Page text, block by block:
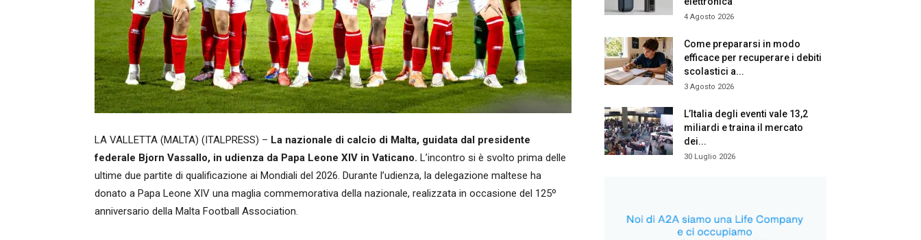
LA VALLETTA (MALTA) (ITALPRESS) – La nazionale di calcio di Malta, guidata dal presidente
federale Bjorn Vassallo, in udienza da Papa Leone XIV in Vaticano. L’incontro si è svolto prima delle
ultime due partite di qualificazione ai Mondiali del 2026. Durante l’udienza, la delegazione maltese ha
donato a Papa Leone XIV una maglia commemorativa della nazionale, realizzata in occasione del 125º
anniversario della Malta Football Association.
4 Agosto 2026
Come prepararsi in modo
efficace per recuperare i debiti
scolastici a...
3 Agosto 2026
L’Italia degli eventi vale 13,2
miliardi e traina il mercato
dei...
30 Luglio 2026